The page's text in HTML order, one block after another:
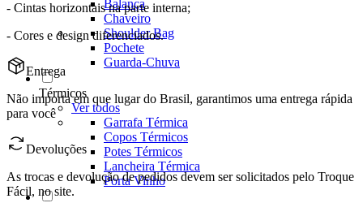
Balança
Chaveiro
Shoulder Bag
Pochete
Guarda-Chuva
Térmicos
Ver todos
Garrafa Térmica
Copos Térmicos
Potes Térmicos
Lancheira Térmica
Porta Vinho
- Cintas horizontais na parte interna;
- Cores e design diferenciados.
Entrega
Não importa em que lugar do Brasil, garantimos uma entrega rápida
para você
Devoluções
As trocas e devolução de pedidos devem ser solicitados pelo Troque
Fácil, no site.